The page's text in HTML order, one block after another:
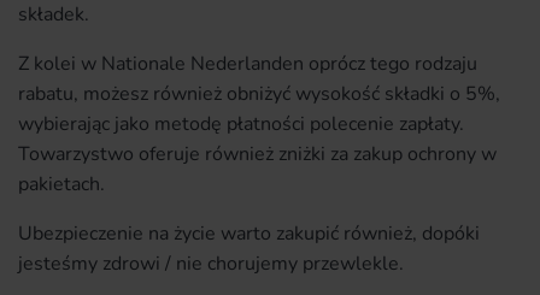
składek.
Z kolei w Nationale Nederlanden oprócz tego rodzaju
rabatu, możesz również obniżyć wysokość składki o 5%,
wybierając jako metodę płatności polecenie zapłaty.
Towarzystwo oferuje również zniżki za zakup ochrony w
pakietach.
Ubezpieczenie na życie warto zakupić również, dopóki
jesteśmy zdrowi / nie chorujemy przewlekle.